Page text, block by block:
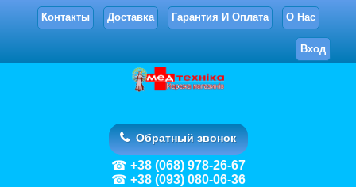
Контакты Доставка Гарантия И Оплата О Нас
Вход
Обратный звонок
+38 (068) 978-26-67
+38 (093) 080-06-36